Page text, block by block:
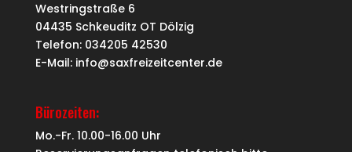
Westringstraße 6
04435 Schkeuditz OT Dölzig
Telefon: 034205 42530
E-Mail: info@saxfreizeitcenter.de
Bürozeiten:
Mo.-Fr. 10.00-16.00 Uhr